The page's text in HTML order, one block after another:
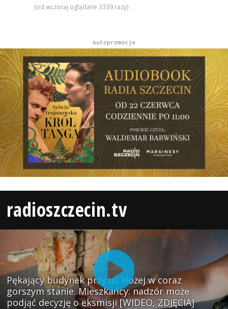
(od wczoraj oglądane 3339 razy)
Autopromocja
radioszczecin.tv
Pękający budynek przy ul. Hożej w coraz
gorszym stanie. Mieszkańcy: nadzór może
podjąć decyzję o eksmisji [WIDEO, ZDJĘCIA]